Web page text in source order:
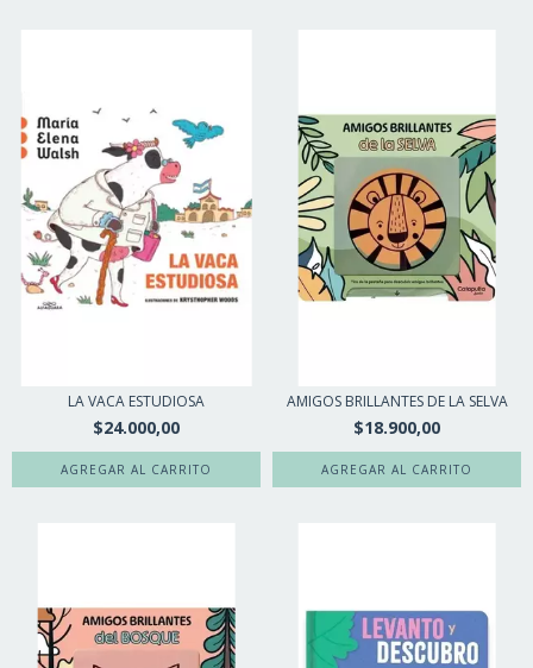
LA VACA ESTUDIOSA
$24.000,00
AMIGOS BRILLANTES DE LA SELVA
$18.900,00